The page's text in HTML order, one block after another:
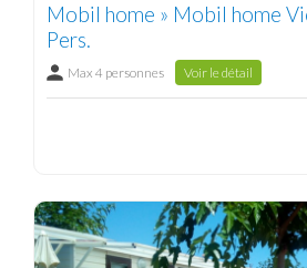
Mobil home » Mobil home
Pers.
Max 4 personnes Voir le détail